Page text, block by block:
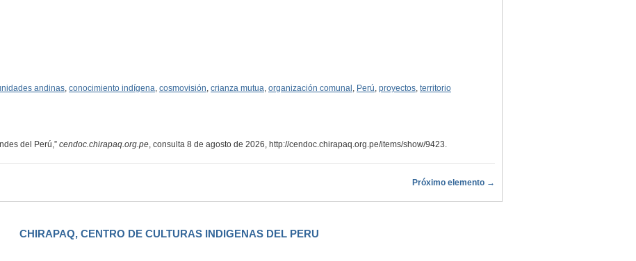
andinas conocimiento indígena cosmovisión crianza mutua organización comunal Perú proyectos territorio
del Perú,” cendoc.chirapaq.org.pe , consulta 8 de agosto de 2026, http://cendoc.chirapaq.org.pe/items/show/9423
Próximo elemento →
CHIRAPAQ, CENTRO DE CULTURAS INDIGENAS DEL PERU